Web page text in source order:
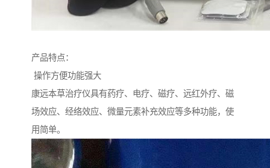
产品特点：
操作方便功能强大
康远本草治疗仪具有药疗、电疗、磁疗、远红外疗、磁
场效应、经络效应、微量元素补充效应等多种功能，使
用简单。